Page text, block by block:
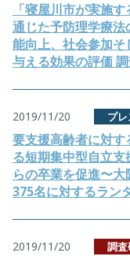
「寝屋川市が実施
通じた予防理学療
能向上、社会参加
与える効果の評価
2019/11/20 プ
要支援高齢者に対
る短期集中型自立
らの卒業を促進〜
375名に対するラン
2019/11/20 調